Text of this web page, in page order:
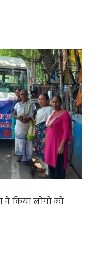
किया लोगों को